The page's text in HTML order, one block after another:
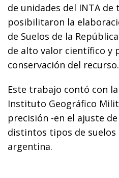
de unidades del INTA de
posibilitaron la
de Suelos de la
de alto valor científico y
conservación del recurso.
Este trabajo contó con
Instituto Geográfico
precisión -en el ajuste
distintos tipos de
argentina.